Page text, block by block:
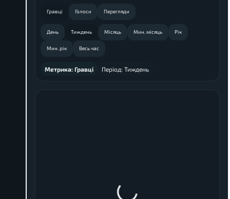
Гравці Голоси Перегляди
День Тиждень Місяць Мин. місяць Рік
Мин. рік Весь час
Метрика: Гравці Період: Тиждень